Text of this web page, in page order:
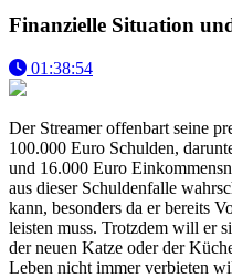
Finanzielle Situation
01:38:54
Der Streamer offenbart seine
100.000 Euro Schulden,
und 16.000 Euro
aus dieser Schuldenfalle
kann, besonders da er bereits
leisten muss. Trotzdem will er
der neuen Katze oder der
Leben nicht immer verbieten